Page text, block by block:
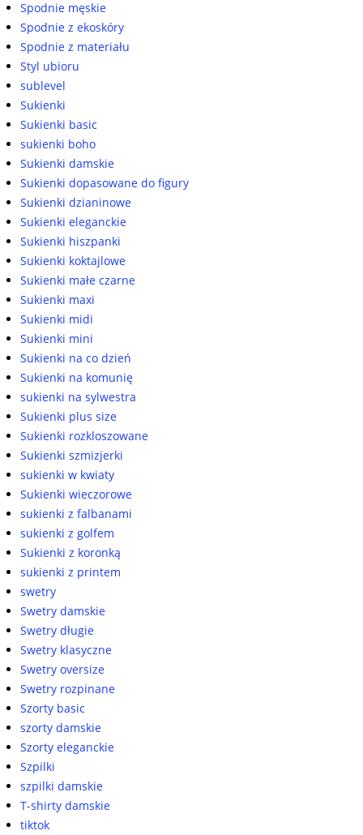
Spodnie męskie
Spodnie z ekoskóry
Spodnie z materiału
Styl ubioru
sublevel
Sukienki
Sukienki basic
sukienki boho
Sukienki damskie
Sukienki dopasowane do figury
Sukienki dzianinowe
Sukienki eleganckie
Sukienki hiszpanki
Sukienki koktajlowe
Sukienki małe czarne
Sukienki maxi
Sukienki midi
Sukienki mini
Sukienki na co dzień
Sukienki na komunię
sukienki na sylwestra
Sukienki plus size
Sukienki rozkloszowane
Sukienki szmizjerki
sukienki w kwiaty
Sukienki wieczorowe
sukienki z falbanami
sukienki z golfem
Sukienki z koronką
sukienki z printem
swetry
Swetry damskie
Swetry długie
Swetry klasyczne
Swetry oversize
Swetry rozpinane
Szorty basic
szorty damskie
Szorty eleganckie
Szpilki
szpilki damskie
T-shirty damskie
tiktok